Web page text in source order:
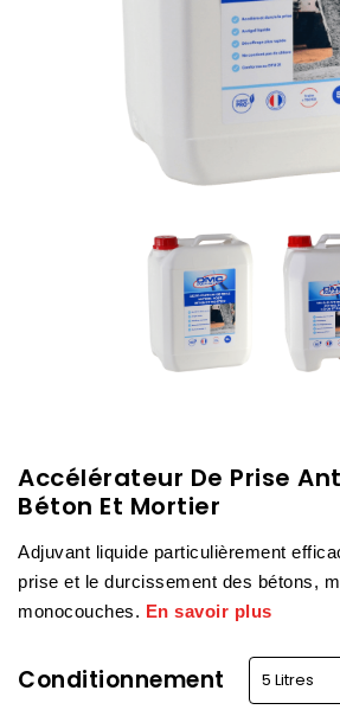
Accélérateur De Prise
Béton Et Mortier
Adjuvant liquide particulièrement
prise et le durcissement des bétons,
monocouches. En savoir plus
Conditionnement